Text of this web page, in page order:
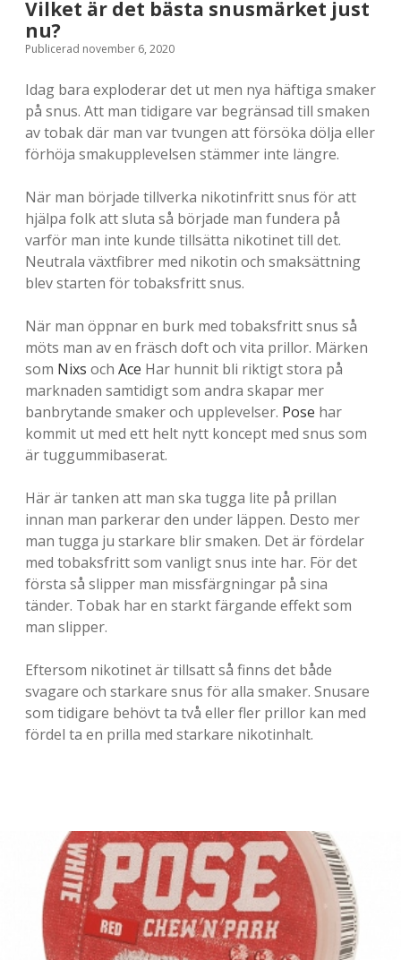
r
i
c
k
s
E
n
b
o
g
g
o
m
l
i
v
e
t
.
Vilket är det bästa snusmärket just
nu?
Publicerad november 6, 2020
Idag bara exploderar det ut men nya häftiga smaker
på snus. Att man tidigare var begränsad till smaken
av tobak där man var tvungen att försöka dölja eller
förhöja smakupplevelsen stämmer inte längre.
När man började tillverka nikotinfritt snus för att
hjälpa folk att sluta så började man fundera på
varför man inte kunde tillsätta nikotinet till det.
Neutrala växtfibrer med nikotin och smaksättning
blev starten för tobaksfritt snus.
När man öppnar en burk med tobaksfritt snus så
möts man av en fräsch doft och vita prillor. Märken
som Nixs och Ace Har hunnit bli riktigt stora på
marknaden samtidigt som andra skapar mer
banbrytande smaker och upplevelser. Pose har
kommit ut med ett helt nytt koncept med snus som
är tuggummibaserat.
Här är tanken att man ska tugga lite på prillan
innan man parkerar den under läppen. Desto mer
man tugga ju starkare blir smaken. Det är fördelar
med tobaksfritt som vanligt snus inte har. För det
första så slipper man missfärgningar på sina
tänder. Tobak har en starkt färgande effekt som
man slipper.
Eftersom nikotinet är tillsatt så finns det både
svagare och starkare snus för alla smaker. Snusare
som tidigare behövt ta två eller fler prillor kan med
fördel ta en prilla med starkare nikotinhalt.